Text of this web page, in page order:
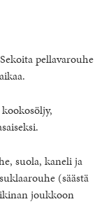
pellavarouhe
suola, kaneli ja
(säästä
joukkoon